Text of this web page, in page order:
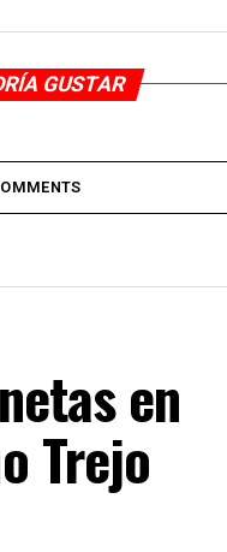
GUSTAR
en
Trejo